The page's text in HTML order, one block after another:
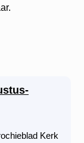
Kerk